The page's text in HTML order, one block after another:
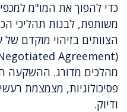
כדי להפוך את המו"מ
משותפת, לבנות תהליכי
מהלכים מדורג. ההשקעה
פסיכולוגיות, מצמצמת
ודיוק.